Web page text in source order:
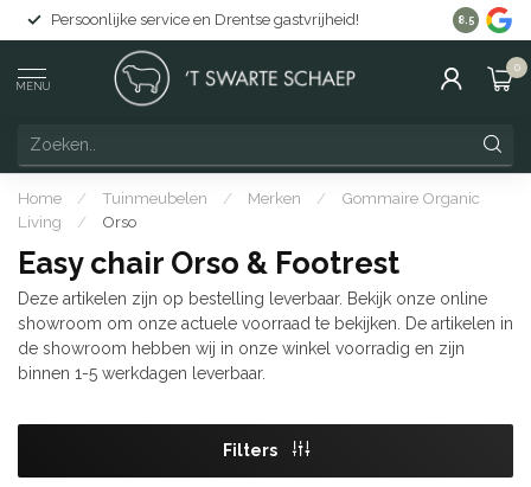
Persoonlijke service en Drentse gastvrijheid! Gratis
8.5
MENU
0
Home / Tuinmeubelen / Merken /
Gommaire Organic
Living
/ Orso
Easy chair Orso & Footrest
Deze artikelen zijn op bestelling leverbaar. Bekijk onze online
showroom om onze actuele voorraad te bekijken. De artikelen in
de showroom hebben wij in onze winkel voorradig en zijn
binnen 1-5 werkdagen leverbaar.
Filters